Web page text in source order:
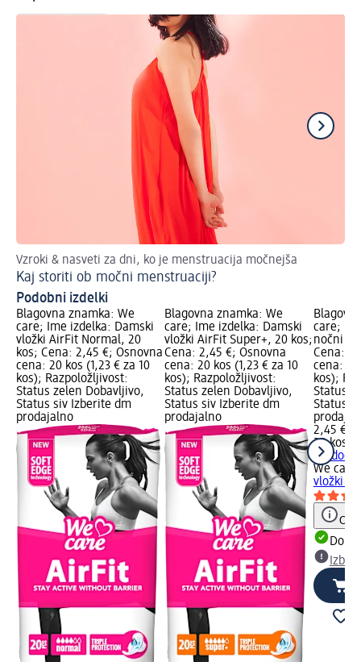
Vzroki & nasveti za dni, ko je menstruacija močnejša
Kaj storiti ob močni menstruaciji?
Podobni izdelki
Blagovna znamka: We
care; Ime izdelka: Damski
vložki AirFit Normal, 20
kos; Cena: 2,45 €; Osnovna
cena: 20 kos (1,23 € za 10
kos); Razpoložljivost:
Status zelen Dobavljivo,
Status siv Izberite dm
prodajalno
Blagovna znamka: We
care; Ime izdelka: Damski
vložki AirFit Super+, 20 kos;
Cena: 2,45 €; Osnovna
cena: 20 kos (1,23 € za 10
kos); Razpoložljivost:
Status zelen Dobavljivo,
Status siv Izberite dm
prodajalno
care;
nočni
Cena:
cena: 20
kos);
Status
Status
2,45 €
20 kos
+ 1
We care
vložki